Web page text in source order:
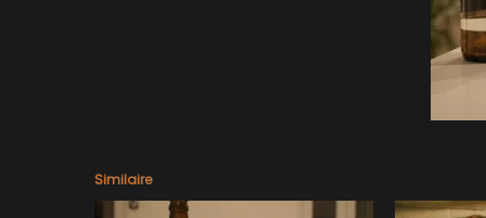
Similaire